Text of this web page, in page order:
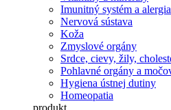
Imunitný systém a alergia
Nervová sústava
Koža
Zmyslové orgány
Srdce, cievy, žily,
Pohlavné orgány a
Hygiena ústnej dutiny
Homeopatia
produkt